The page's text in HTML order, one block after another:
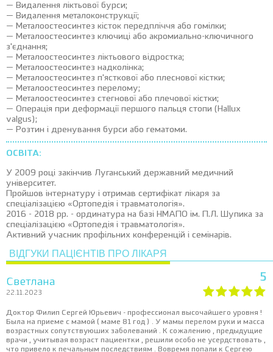
— Видалення ліктьової бурси;
— Видалення металоконструкції;
— Металоостеосинтез кісток передпліччя або гомілки;
— Металоостеосинтез ключиці або акромиально-ключичного
з'єднання;
— Металоостеосинтез ліктьового відростка;
— Металоостеосинтез надколінка;
— Металоостеосинтез п'ясткової або плеснової кістки;
— Металоостеосинтез перелому;
— Металоостеосинтез стегнової або плечової кістки;
— Операція при деформації першого пальця стопи (Hallux
valgus);
— Розтин і дренування бурси або гематоми.
ОСВІТА:
У 2009 році закінчив Луганський державний медичний
університет.
Пройшов інтернатуру і отримав сертифікат лікаря за
спеціалізацією «Ортопедія і травматологія».
2016 - 2018 рр. - ординатура на базі НМАПО ім. П.Л. Шупика за
спеціалізацією «Ортопедія і травматологія».
Активний учасник профільних конференцій і семінарів.
ВІДГУКИ ПАЦІЄНТІВ ПРО ЛІКАРЯ
Светлана
22.11.2023
5
Доктор Филип Сергей Юрьевич - профессионал высочайшего уровня !
Была на приеме с мамой ( маме 81 год ) . У мамы перелом руки и масса
возрастных сопутствуюших заболеваний . К сожалению , предыдущие
врачи , учитывая возраст пациентки , решили особо не усердствовать ,
что привело к печальным последствиям . Вовремя попали к Сергею